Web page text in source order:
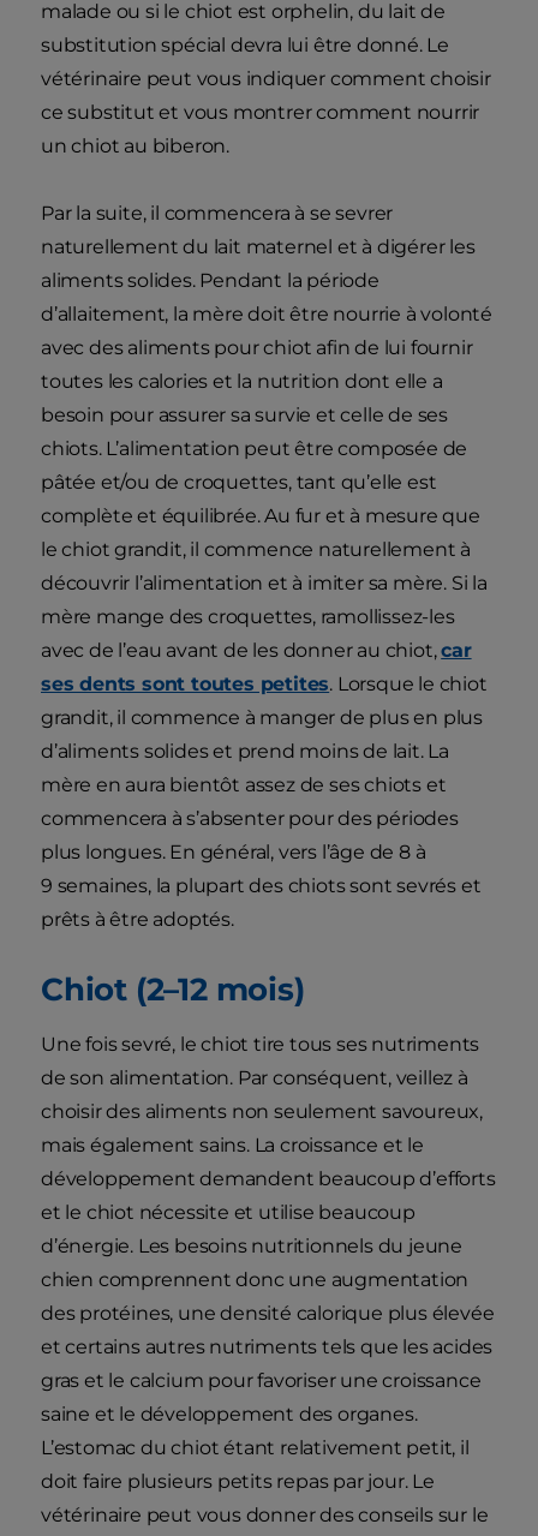
malade ou si le chiot est orphelin, du lait de
substitution spécial devra lui être donné. Le
vétérinaire peut vous indiquer comment choisir
ce substitut et vous montrer comment nourrir
un chiot au biberon.
Par la suite, il commencera à se sevrer
naturellement du lait maternel et à digérer les
aliments solides. Pendant la période
d’allaitement, la mère doit être nourrie à volonté
avec des aliments pour chiot afin de lui fournir
toutes les calories et la nutrition dont elle a
besoin pour assurer sa survie et celle de ses
chiots. L’alimentation peut être composée de
pâtée et/ou de croquettes, tant qu’elle est
complète et équilibrée. Au fur et à mesure que
le chiot grandit, il commence naturellement à
découvrir l’alimentation et à imiter sa mère. Si la
mère mange des croquettes, ramollissez-les
avec de l’eau avant de les donner au chiot,car
ses dents sont toutes petites. Lorsque le chiot
grandit, il commence à manger de plus en plus
d’aliments solides et prend moins de lait. La
mère en aura bientôt assez de ses chiots et
commencera à s’absenter pour des périodes
plus longues. En général, vers l’âge de 8 à
9 semaines, la plupart des chiots sont sevrés et
prêts à être adoptés.
Chiot (2–12 mois)
Une fois sevré, le chiot tire tous ses nutriments
de son alimentation. Par conséquent, veillez à
choisir des aliments non seulement savoureux,
mais également sains. La croissance et le
développement demandent beaucoup d’efforts
et le chiot nécessite et utilise beaucoup
d’énergie. Les besoins nutritionnels du jeune
chien comprennent donc une augmentation
des protéines, une densité calorique plus élevée
et certains autres nutriments tels que les acides
gras et le calcium pour favoriser une croissance
saine et le développement des organes.
L’estomac du chiot étant relativement petit, il
doit faire plusieurs petits repas par jour. Le
vétérinaire peut vous donner des conseils sur le